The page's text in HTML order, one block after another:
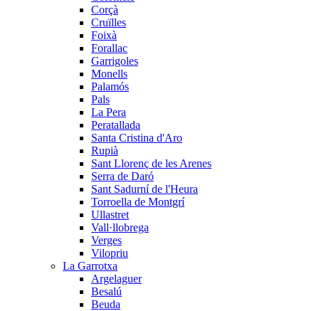
Corçà
Cruïlles
Foixà
Forallac
Garrigoles
Monells
Palamós
Pals
La Pera
Peratallada
Santa Cristina d'Aro
Rupià
Sant Llorenç de les Arenes
Serra de Daró
Sant Sadurní de l'Heura
Torroella de Montgrí
Ullastret
Vall·llobrega
Verges
Vilopriu
La Garrotxa
Argelaguer
Besalú
Beuda